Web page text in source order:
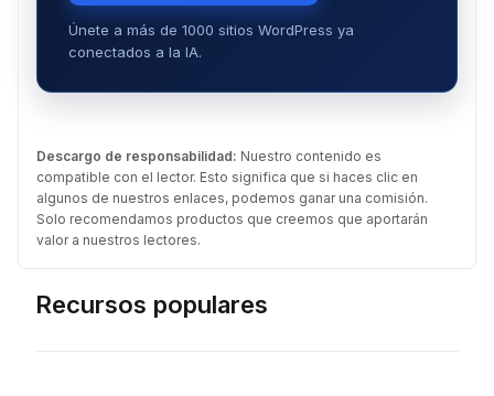
Únete a más de 1000 sitios WordPress ya
conectados a la IA.
Descargo de responsabilidad: Nuestro contenido es
compatible con el lector. Esto significa que si haces clic en
algunos de nuestros enlaces, podemos ganar una comisión.
Solo recomendamos productos que creemos que aportarán
valor a nuestros lectores.
Recursos populares